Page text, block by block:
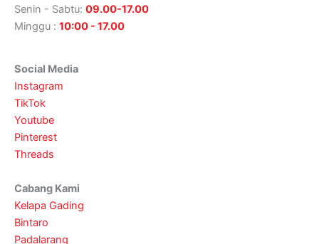
Senin - Sabtu: 09.00-17.00
Minggu : 10:00 - 17.00
Social Media
Instagram
TikTok
Youtube
Pinterest
Threads
Cabang Kami
Kelapa Gading
Bintaro
Padalarang